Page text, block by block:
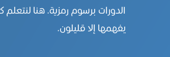
الدورات برسوم رمزية. هنا لنتعلم
يفهمها إلا قليلون.